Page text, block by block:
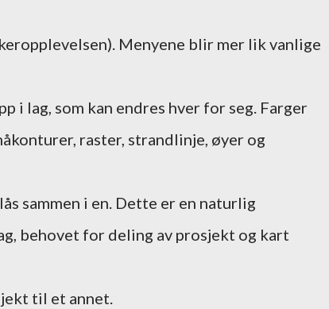
Menyene blir mer lik vanlige
i lag, som kan endres hver for seg. Farger
raster, strandlinje, øyer og
sammen i en. Dette er en naturlig
behovet for deling av prosjekt og kart
til et annet.